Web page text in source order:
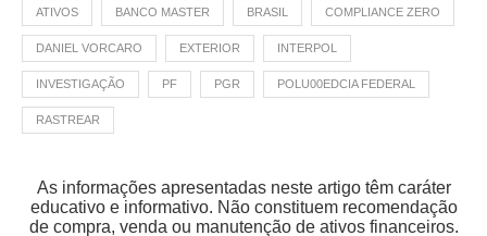
ATIVOS BANCO MASTER BRASIL COMPLIANCE ZERO
DANIEL VORCARO EXTERIOR INTERPOL
INVESTIGAÇÃO PF PGR POLU00EDCIA FEDERAL
RASTREAR
As informações apresentadas neste artigo têm caráter
educativo e informativo. Não constituem recomendação
de compra, venda ou manutenção de ativos financeiros.